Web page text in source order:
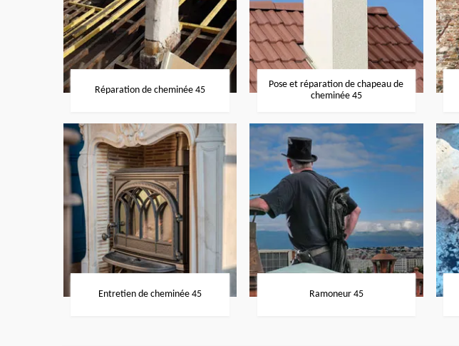
Réparation de cheminée 45
Pose et réparation de chapeau de
cheminée 45
Entretien de cheminée 45 Ramoneur 45